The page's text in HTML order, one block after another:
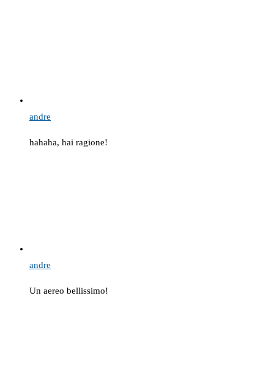
andre
hahaha, hai ragione!
andre
Un aereo bellissimo!